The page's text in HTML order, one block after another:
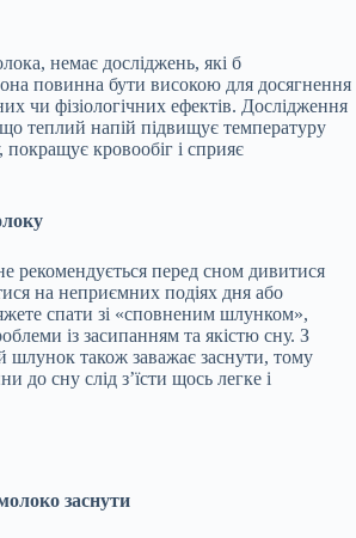
немає досліджень, які б
повинна бути високою для досягнення
чи фізіологічних ефектів. Дослідження
теплий напій підвищує температуру
кровообіг і сприяє
рекомендується перед сном дивитися
на неприємних подіях дня або
спати зі «сповненим шлунком»,
із засипанням та якістю сну. З
шлунок також заважає заснути, тому
до сну слід з’їсти щось легке і
заснути